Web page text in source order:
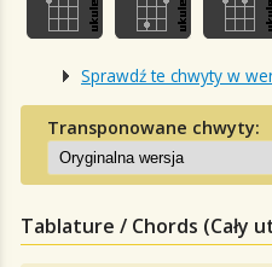
Sprawdź te chwyty w
Transponowane chwyty:
Tablature / Chords (Cały